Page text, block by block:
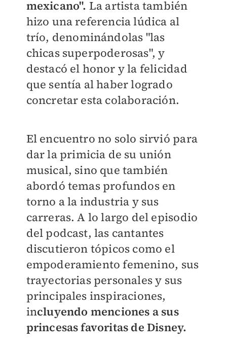
mexicano". La artista también
hizo una referencia lúdica al
trío, denominándolas "las
chicas superpoderosas", y
destacó el honor y la felicidad
que sentía al haber logrado
concretar esta colaboración.
El encuentro no solo sirvió para
dar la primicia de su unión
musical, sino que también
abordó temas profundos en
torno a la industria y sus
carreras. A lo largo del episodio
del podcast, las cantantes
discutieron tópicos como el
empoderamiento femenino, sus
trayectorias personales y sus
principales inspiraciones,
incluyendo menciones a sus
princesas favoritas de Disney.